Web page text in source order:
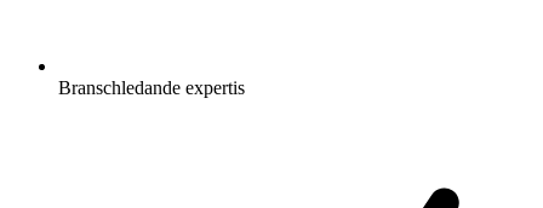
Branschledande expertis